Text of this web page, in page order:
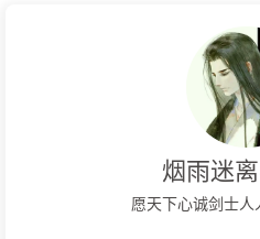
烟雨迷
愿天下心诚剑士人